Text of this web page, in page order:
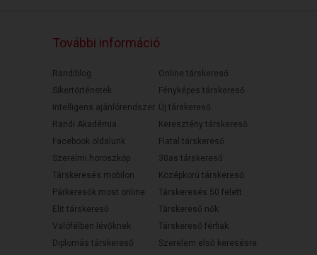
További információ
Randiblog
Sikertörténetek
Intelligens ajánlórendszer
Randi Akadémia
Facebook oldalunk
Szerelmi horoszkóp
Társkeresés mobilon
Párkeresők most online
Elit társkereső
Válófélben lévőknek
Diplomás társkereső
Online társkereső
Fényképes társkereső
Új társkereső
Keresztény társkereső
Fiatal társkereső
30as társkereső
Középkorú társkereső
Társkeresés 50 felett
Társkereső nők
Társkereső férfiak
Szerelem első keresésre